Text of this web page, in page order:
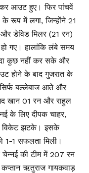
आउट हुए। फिर पांचवें
के रूप में लगा, जिन्होंने 21
डेविड मिलर (21 रन)
गए। हालांकि लंबे समय
कुछ नहीं कर सके और
होने के बाद गुजरात के
बल्लेबाज आते और
खान 01 रन और राहुल
के लिए दीपक चाहर,
विकेट झटके। इसके
1-1 सफलता मिली।
की टीम में 207 रन
ऋतुराज गायकवाड़